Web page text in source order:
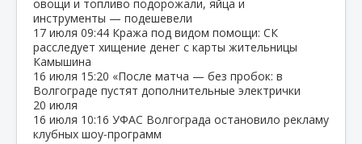
овощи и топливо подорожали, яйца и
инструменты — подешевели
17 июля 09:44 Кража под видом помощи: СК
расследует хищение денег с карты жительницы
Камышина
16 июля 15:20 «После матча — без пробок: в
Волгограде пустят дополнительные электрички
20 июля
16 июля 10:16 УФАС Волгограда остановило рекламу
клубных шоу‑программ